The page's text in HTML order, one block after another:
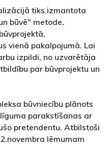
tiks izmantota
būvē" metode,
vienā pakalpojumā. Lai
izpildi, no uzvarētāja
par būvprojektu un
būvniecību plānots
parakstīšanas ar
pretendentu. Atbilstoši
lēmumam